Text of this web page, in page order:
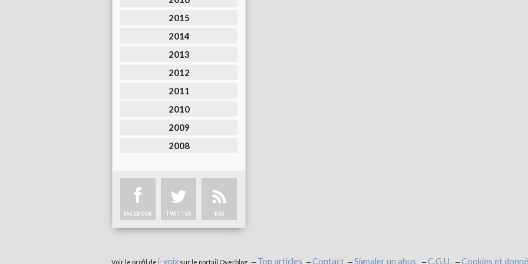
2015
2014
2013
2012
2011
2010
2009
2008
FACEBOOK TWITTER RSS
Voir le profil de i-voixsur le portail Overblog Top articles Contact Signaler un abus C.G.U. Cookies et